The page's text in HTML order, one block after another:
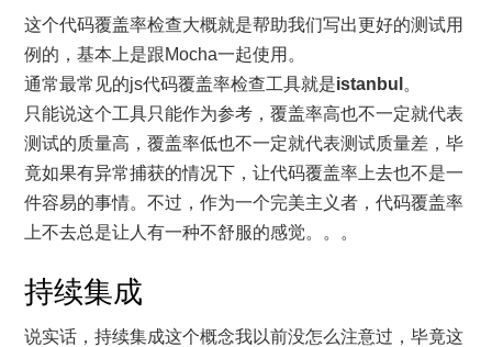
这个代码覆盖率检查大概就是帮助我们写出更好的测试用
例的，基本上是跟Mocha一起使用。
通常最常见的js代码覆盖率检查工具就是istanbul 。
只能说这个工具只能作为参考，覆盖率高也不一定就代表
测试的质量高，覆盖率低也不一定就代表测试质量差，毕
竟如果有异常捕获的情况下，让代码覆盖率上去也不是一
件容易的事情。不过，作为一个完美主义者，代码覆盖率
上不去总是让人有一种不舒服的感觉。。。
持续集成
说实话，持续集成这个概念我以前没怎么注意过，毕竟这